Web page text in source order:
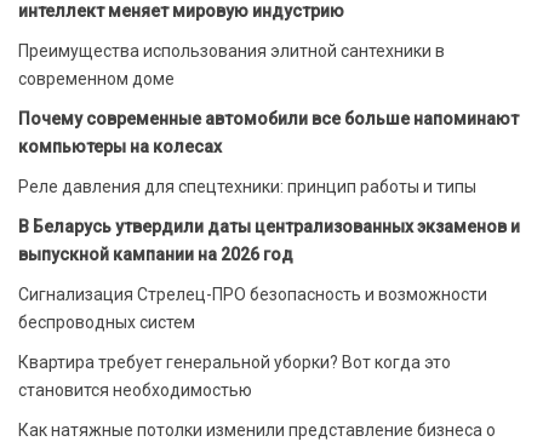
интеллект меняет мировую индустрию
Преимущества использования элитной сантехники в
современном доме
Почему современные автомобили все больше напоминают
компьютеры на колесах
Реле давления для спецтехники: принцип работы и типы
В Беларусь утвердили даты централизованных экзаменов и
выпускной кампании на 2026 год
Сигнализация Стрелец-ПРО безопасность и возможности
беспроводных систем
Квартира требует генеральной уборки? Вот когда это
становится необходимостью
Как натяжные потолки изменили представление бизнеса о